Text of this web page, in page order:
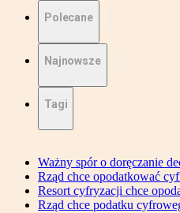
Polecane
Najnowsze
Tagi
Ważny spór o doręczanie
Rząd chce opodatkować
Resort cyfryzacji chce
Rząd chce podatku